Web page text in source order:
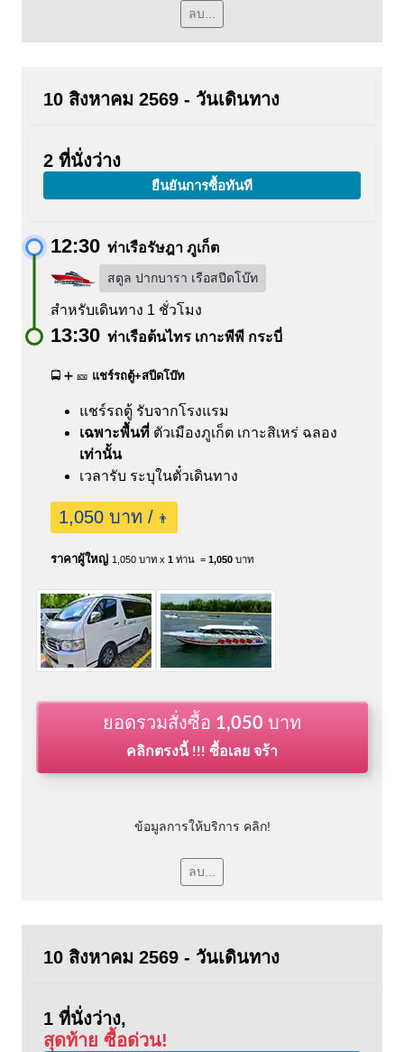
ลบ...
10 สิงหาคม 2569 - วันเดินทาง
2 ที่นั่งว่าง
ยืนยันการซื้อทันที
12:30 ท่าเรือรัษฎา ภูเก็ต
สตูล ปากบารา เรือสปีดโบ๊ท
สำหรับเดินทาง 1 ชั่วโมง
13:30 ท่าเรือต้นไทร เกาะพีพี กระบี่
🚍 ➕ 🎫 แชร์รถตู้+สปีดโบ๊ท
แชร์รถตู้ รับจากโรงแรม
เฉพาะพื้นที่ ตัวเมืองภูเก็ต เกาะสิเหร่ ฉลอง
เท่านั้น
เวลารับ ระบุในตั๋วเดินทาง
1,050 บาท / 👨
ราคาผู้ใหญ่ 1,050 บาท x 1 ท่าน = 1,050 บาท
ยอดรวมสั่งซื้อ 1,050 บาท
คลิกตรงนี้ !!! ซื้อเลย จร้า
ข้อมูลการให้บริการ คลิก!
ลบ...
10 สิงหาคม 2569 - วันเดินทาง
1 ที่นั่งว่าง,
สุดท้าย ซื้อด่วน!